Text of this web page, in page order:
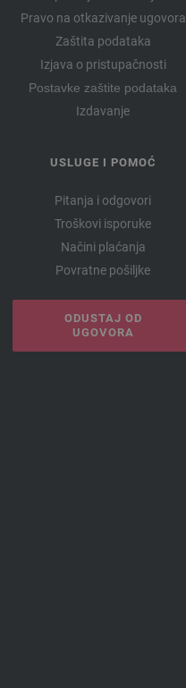
Pravo na otkazivanje ugovora
Zaštita podataka
Izjava o pristupačnosti
Postavke zaštite podataka
Izdavanje
USLUGE I POMOĆ
Pitanja i odgovori
Troškovi isporuke
Načini plaćanja
Povratne pošiljke
ODUSTAJ OD
UGOVORA